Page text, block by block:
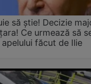
să știe! Decizie
Ce urmează să
făcut de Ilie